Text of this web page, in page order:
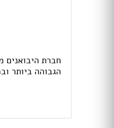
חברת היבואנים
הגבוהה ביותר